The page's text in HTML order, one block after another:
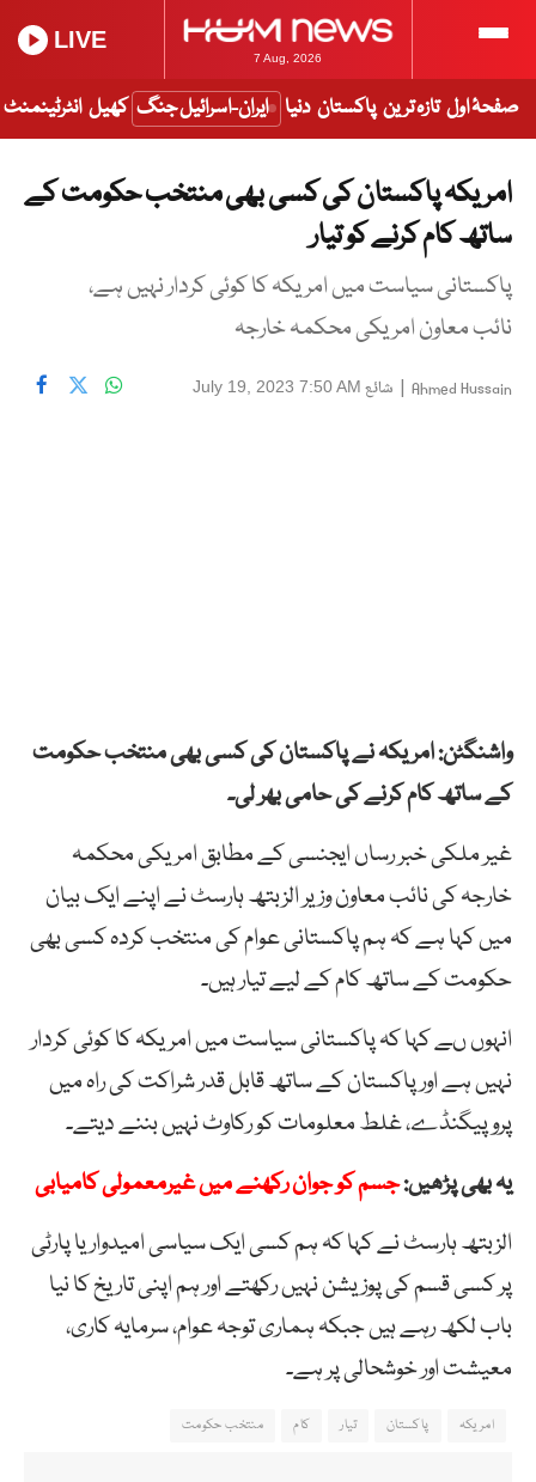
7 Aug, 2026
LIVE
صفحۂ اول تازہ ترین پاکستان دنیا ایران-اسرائیل جنگ کھیل انٹرٹینمنٹ
امریکہ پاکستان کی کسی بھی منتخب حکومت کے
ساتھ کام کرنے کو تیار
پاکستانی سیاست میں امریکہ کا کوئی کردار نہیں ہے،
نائب معاون امریکی محکمہ خارجہ
Ahmed Hussain
| شائع July 19, 2023 7:50 AM
واشنگٹن: امریکہ نے پاکستان کی کسی بھی منتخب حکومت
کے ساتھ کام کرنے کی حامی بھر لی۔
غیر ملکی خبر رساں ایجنسی کے مطابق امریکی محکمہ
خارجہ کی نائب معاون وزیر الزبتھ ہارسٹ نے اپنے ایک بیان
میں کہا ہے کہ ہم پاکستانی عوام کی منتخب کردہ کسی بھی
حکومت کے ساتھ کام کے لیے تیار ہیں۔
انہوں ںے کہا کہ پاکستانی سیاست میں امریکہ کا کوئی کردار
نہیں ہے اور پاکستان کے ساتھ قابل قدر شراکت کی راہ میں
پروپیگنڈے، غلط معلومات کو رکاوٹ نہیں بننے دیتے۔
یہ بھی پڑھیں:جسم کو جوان رکھنے میں غیرمعمولی کامیابی
الزبتھ ہارسٹ نے کہا کہ ہم کسی ایک سیاسی امیدوار یا پارٹی
پر کسی قسم کی پوزیشن نہیں رکھتے اور ہم اپنی تاریخ کا نیا
باب لکھ رہے ہیں جبکہ ہماری توجہ عوام، سرمایہ کاری،
معیشت اور خوشحالی پر ہے۔
امریکہ پاکستان تیار کام منتخب حکومت